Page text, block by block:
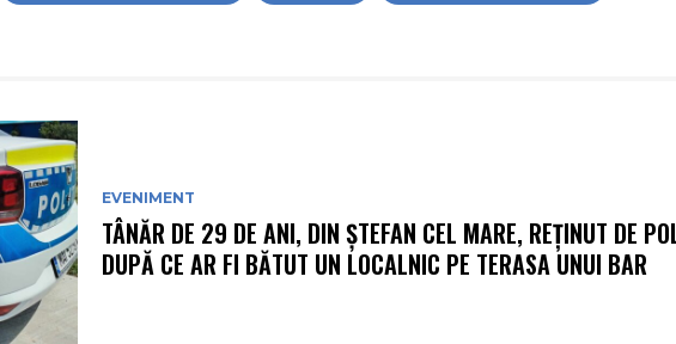
EVENIMENT
TÂNĂR DE 29 DE ANI, DIN ȘTEFAN CEL MARE, REȚINUT DE
DUPĂ CE AR FI BĂTUT UN LOCALNIC PE TERASA UNUI BAR